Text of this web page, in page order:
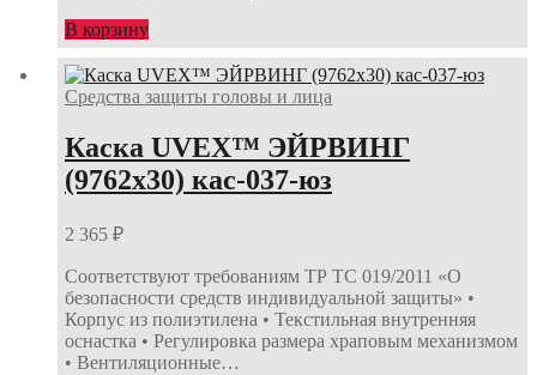
В корзину
Средства защиты головы и лица
Каска UVEX™ ЭЙРВИНГ
(9762х30) кас-037-юз
2 365 ₽
Соответствуют требованиям ТР ТС 019/2011 «О
безопасности средств индивидуальной защиты» •
Корпус из полиэтилена • Текстильная внутренняя
оснастка • Регулировка размера храповым механизмом
• Вентиляционные…